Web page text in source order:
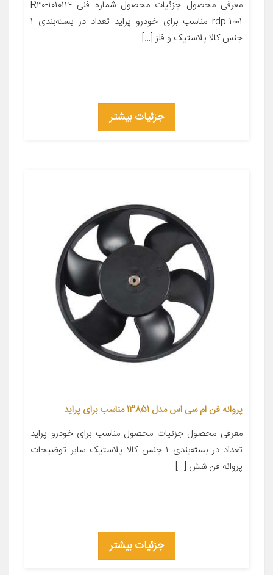
معرفی محصول جزئیات محصول شماره فنی R۳۰-۱۰۱۰۱۲-
rdp-۱۰۰۱ مناسب برای خودرو پراید تعداد در بسته‌بندی ۱
جنس کالا پلاستیک و فلز […]
جزئیات بیشتر
پروانه فن ام سی اس مدل 13851 مناسب برای پراید
معرفی محصول جزئیات محصول مناسب برای خودرو پراید
تعداد در بسته‌بندی ۱ جنس کالا پلاستیک سایر توضیحات
پروانه فن شش […]
جزئیات بیشتر